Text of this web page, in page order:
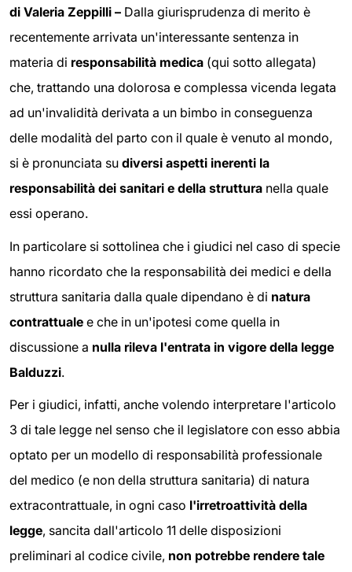
di Valeria Zeppilli – Dalla giurisprudenza di merito è
recentemente arrivata un'interessante sentenza in
materia di responsabilità medica (qui sotto allegata)
che, trattando una dolorosa e complessa vicenda legata
ad un'invalidità derivata a un bimbo in conseguenza
delle modalità del parto con il quale è venuto al mondo,
si è pronunciata su diversi aspetti inerenti la
responsabilità dei sanitari e della struttura nella quale
essi operano.
In particolare si sottolinea che i giudici nel caso di specie
hanno ricordato che la responsabilità dei medici e della
struttura sanitaria dalla quale dipendano è di natura
contrattuale e che in un'ipotesi come quella in
discussione a nulla rileva l'entrata in vigore della legge
Balduzzi.
Per i giudici, infatti, anche volendo interpretare l'articolo
3 di tale legge nel senso che il legislatore con esso abbia
optato per un modello di responsabilità professionale
del medico (e non della struttura sanitaria) di natura
extracontrattuale, in ogni caso l'irretroattività della
legge, sancita dall'articolo 11 delle disposizioni
preliminari al codice civile, non potrebbe rendere tale